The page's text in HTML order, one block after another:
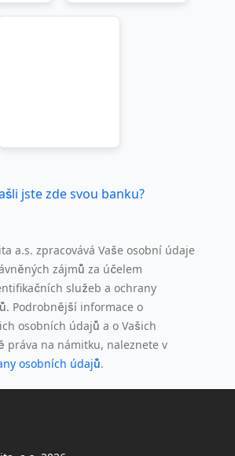
jste zde svou banku?
a.s. zpracovává Vaše osobní údaje
zájmů za účelem
služeb a ochrany
Podrobnější informace o
osobních údajů a o Vašich
práva na námitku, naleznete v
osobních údajů.